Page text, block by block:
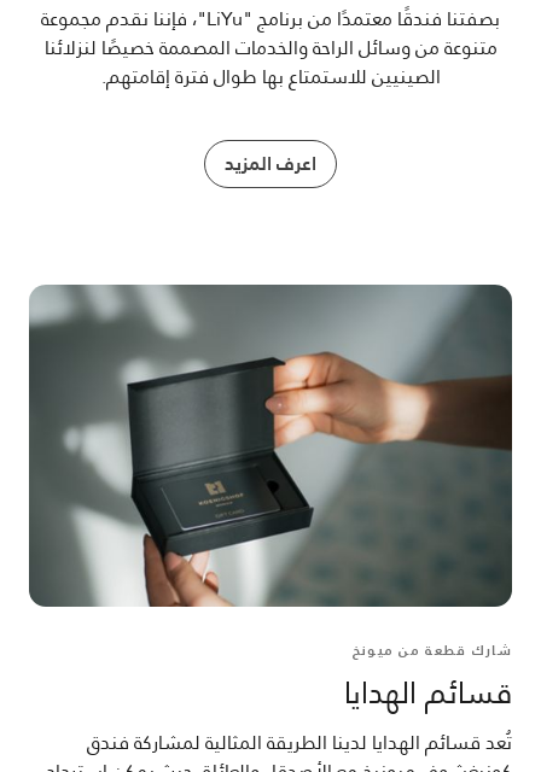
بصفتنا فندقًا معتمدًا من برنامج "LiYu"، فإننا نقدم مجموعة
متنوعة من وسائل الراحة والخدمات المصممة خصيصًا لنزلائنا
الصينيين للاستمتاع بها طوال فترة إقامتهم.
اعرف المزيد
شارك قطعة من ميونخ
قسائم الهدايا
تُعد قسائم الهدايا لدينا الطريقة المثالية لمشاركة فندق